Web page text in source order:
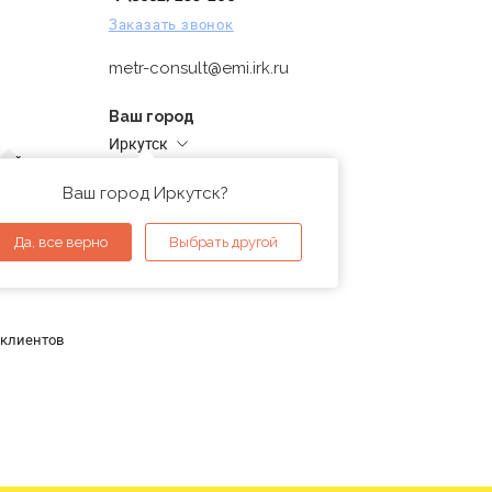
Заказать звонок
metr-consult@emi.irk.ru
Ваш город
Иркутск
Ваш город Иркутск?
Да, все верно Выбрать другой